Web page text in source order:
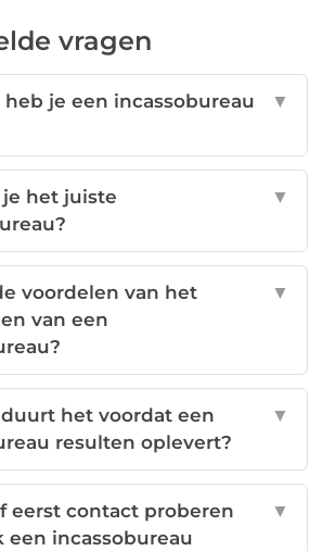
vragen
heb je een incassobureau
▼
je het juiste
▼
voordelen van het
van een
▼
het voordat een
resulten oplevert?
▼
eerst contact proberen
een incassobureau
▼